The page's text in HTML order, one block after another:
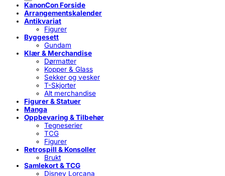
KanonCon Forside
Arrangementskalender
Antikvariat
Figurer
Byggesett
Gundam
Klær & Merchandise
Dørmatter
Kopper & Glass
Sekker og vesker
T-Skjorter
Alt merchandise
Figurer & Statuer
Manga
Oppbevaring & Tilbehør
Tegneserier
TCG
Figurer
Retrospill & Konsoller
Brukt
Samlekort & TCG
Disney Lorcana